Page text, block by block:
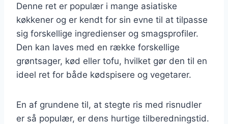
Denne ret er populær i mange asiatiske
køkkener og er kendt for sin evne til at tilpasse
sig forskellige ingredienser og smagsprofiler.
Den kan laves med en række forskellige
grøntsager, kød eller tofu, hvilket gør den til en
ideel ret for både kødspisere og vegetarer.
En af grundene til, at stegte ris med risnudler
er så populær, er dens hurtige tilberedningstid.